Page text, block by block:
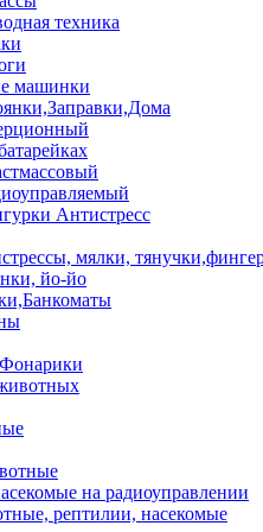
техника
машинки
Антистресс
мялки,
йо-йо
на радиоуправлении
рептилии, насекомые